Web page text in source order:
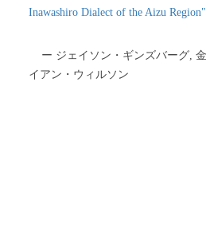
Inawashiro Dialect of the Aizu Region"
ー ジェイソン・ギンズバーグ,
イアン・ウィルソン